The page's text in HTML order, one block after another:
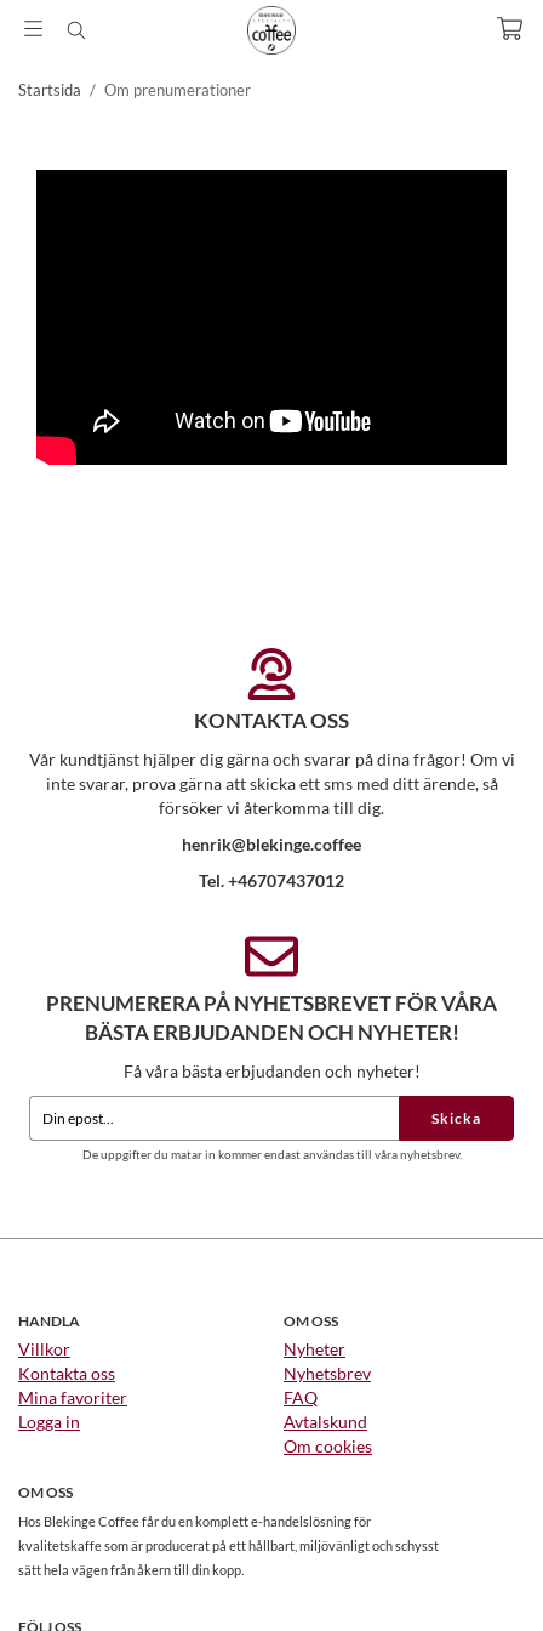
Startsida / Om prenumerationer
KONTAKTA OSS
Vår kundtjänst hjälper dig gärna och svarar på dina frågor! Om vi
inte svarar, prova gärna att skicka ett sms med ditt ärende, så
försöker vi återkomma till dig.
henrik@blekinge.coffee
Tel. +46707437012
PRENUMERERA PÅ NYHETSBREVET FÖR VÅRA
BÄSTA ERBJUDANDEN OCH NYHETER!
Få våra bästa erbjudanden och nyheter!
Skicka
De uppgifter du matar in kommer endast användas till våra nyhetsbrev.
HANDLA
Villkor
Kontakta oss
Mina favoriter
Logga in
OM OSS
Nyheter
Nyhetsbrev
FAQ
Avtalskund
Om cookies
OM OSS
Hos Blekinge Coffee får du en komplett e-handelslösning för
kvalitetskaffe som är producerat på ett hållbart, miljövänligt och schysst
sätt hela vägen från åkern till din kopp.
FÖLJ OSS